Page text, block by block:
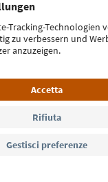
Iscriviti alla newsletter